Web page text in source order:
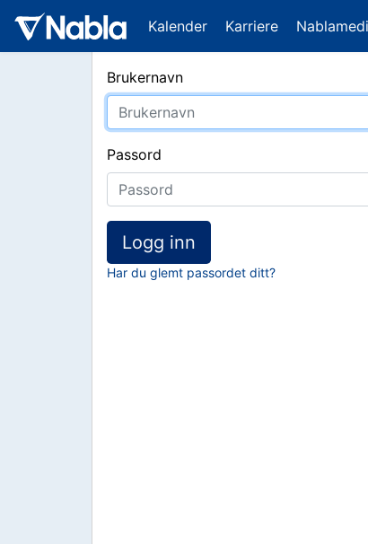
Kalender Karriere
Brukernavn
Passord
Logg inn
Har du glemt passordet ditt?